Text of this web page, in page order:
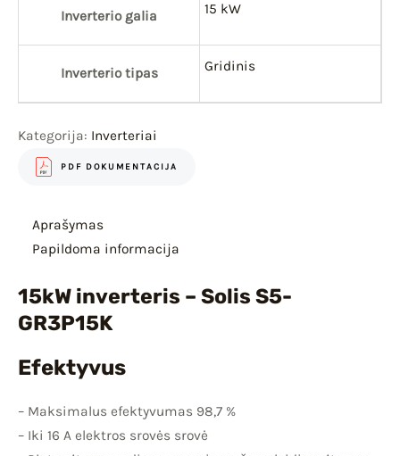
Inverterio galia 15 kW
Inverterio tipas Gridinis
Kategorija: Inverteriai
PDF DOKUMENTACIJA
Aprašymas
Papildoma informacija
15kW inverteris – Solis S5-
GR3P15K
Efektyvus
– Maksimalus efektyvumas 98,7 %
– Iki 16 A elektros srovės srovė